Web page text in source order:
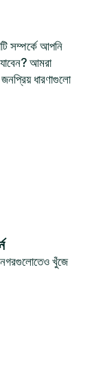
সম্পর্কে আপনি
আমরা
জনপ্রিয় ধারণাগুলো
নগরগুলোতেও খুঁজে